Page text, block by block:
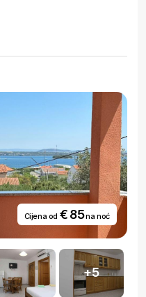
Cijena od € 85na noć
+5